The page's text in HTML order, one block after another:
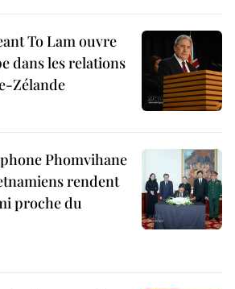
To Lam ouvre
dans les relations
Zélande
Phomvihane
rendent
proche du